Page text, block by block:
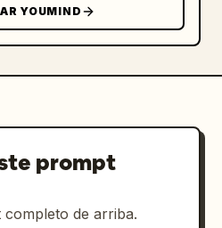
YOUMIND
prompt
de arriba.